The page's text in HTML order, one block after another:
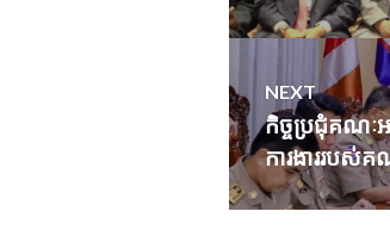
NEXT
Next
post:
កិច្ចប្រជុំគណៈអ
ការងាររបស់